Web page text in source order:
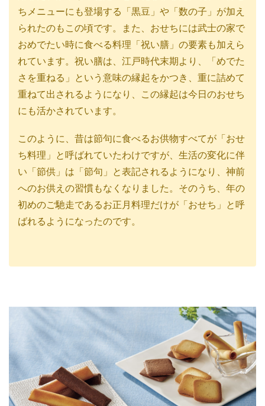
ちメニューにも登場する「黒豆」や「数の子」が加え
られたのもこの頃です。また、おせちには武士の家で
おめでたい時に食べる料理「祝い膳」の要素も加えら
れています。祝い膳は、江戸時代末期より、「めでた
さを重ねる」という意味の縁起をかつき、重に詰めて
重ねて出されるようになり、この縁起は今日のおせち
にも活かされています。
このように、昔は節句に食べるお供物すべてが「おせ
ち料理」と呼ばれていたわけですが、生活の変化に伴
い「節供」は「節句」と表記されるようになり、神前
へのお供えの習慣もなくなりました。そのうち、年の
初めのご馳走であるお正月料理だけが「おせち」と呼
ばれるようになったのです。